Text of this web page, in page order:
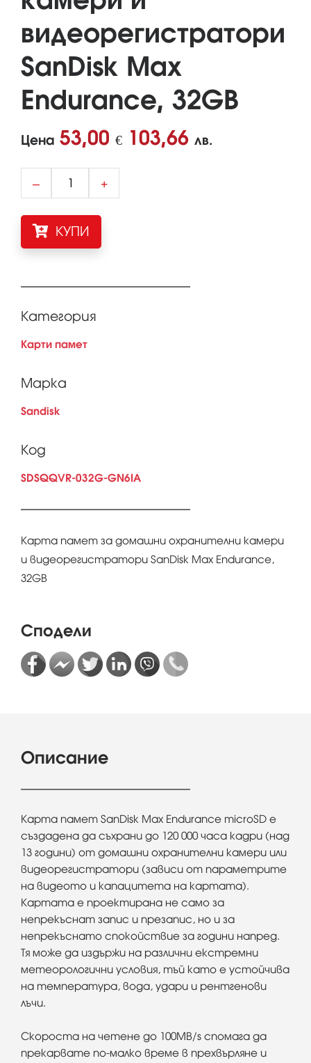
видеорегистратори
SanDisk Max
Endurance, 32GB
Цена 53,00 € 103,66 лв.
– +
КУПИ
Категория
Карти памет
Марка
Sandisk
Код
SDSQQVR-032G-GN6IA
Карта памет за домашни охранителни камери
и видеорегистратори SanDisk Max Endurance,
32GB
Сподели
Описание
Карта памет SanDisk Max Endurance microSD е
създадена да съхрани до 120 000 часа кадри (над
13 години) от домашни охранителни камери или
видеорегистратори (зависи от параметрите
на видеото и капацитета на картата).
Картата е проектирана не само за
непрекъснат запис и презапис, но и за
непрекъснато спокойствие за години напред.
Тя може да издържи на различни екстремни
метеорологични условия, тъй като е устойчива
на температура, вода, удари и рентгенови
лъчи.
Скороста на четене до 100MB/s спомага да
прекарвате по-малко време в прехвърляне и